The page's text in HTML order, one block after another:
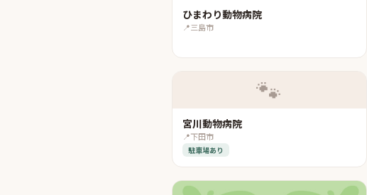
ひまわり動物病院
📍三島市
🐾
宮川動物病院
📍下田市
駐車場あり